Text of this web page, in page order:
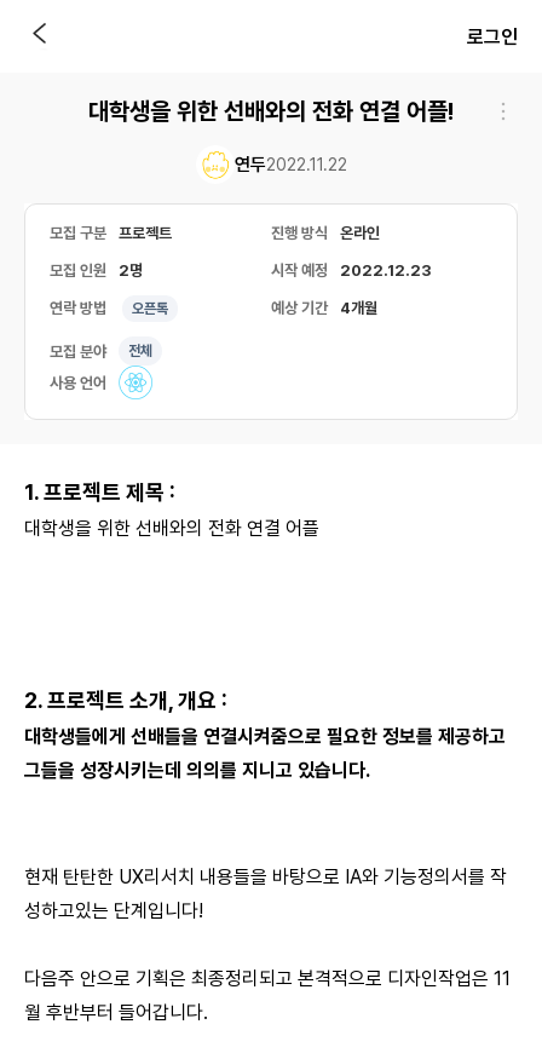
로그인
대학생을 위한 선배와의 전화 연결 어플!
연두2022.11.22
모집 구분 프로젝트 진행 방식 온라인
모집 인원 2명 시작 예정 2022.12.23
연락 방법 오픈톡 예상 기간 4개월
모집 분야 전체
사용 언어
1. 프로젝트 제목 :
대학생을 위한 선배와의 전화 연결 어플
2. 프로젝트 소개, 개요 :
대학생들에게 선배들을 연결시켜줌으로 필요한 정보를 제공하고
그들을 성장시키는데 의의를 지니고 있습니다.
현재 탄탄한 UX리서치 내용들을 바탕으로 IA와 기능정의서를 작
성하고있는 단계입니다!
다음주 안으로 기획은 최종정리되고 본격적으로 디자인작업은 11
월 후반부터 들어갑니다.